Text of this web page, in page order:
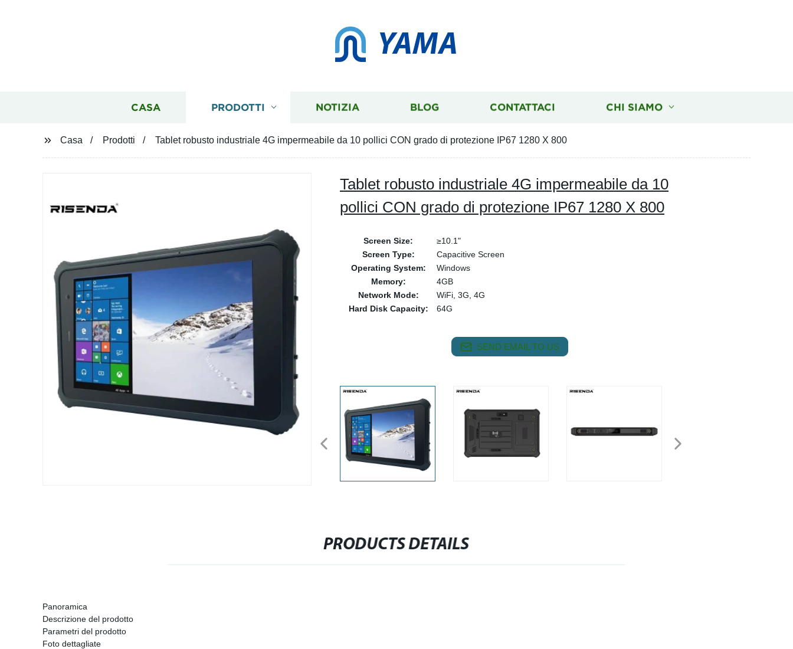
YAMA
CASA PRODOTTI NOTIZIA BLOG CONTATTACI CHI SIAMO
Casa Prodotti Tablet robusto industriale 4G impermeabile da 10 pollici CON grado di protezione IP67 1280 X 800
Tablet robusto industriale 4G impermeabile da 10
pollici CON grado di protezione IP67 1280 X 800
Screen Size:
≥10.1"
Screen Type:
Capacitive Screen
Operating System:
Windows
Memory:
4GB
Network Mode:
WiFi, 3G, 4G
Hard Disk Capacity:
64G
SEND EMAIL TO US
PRODUCTS DETAILS
Panoramica
Descrizione del prodotto
Parametri del prodotto
Foto dettagliate